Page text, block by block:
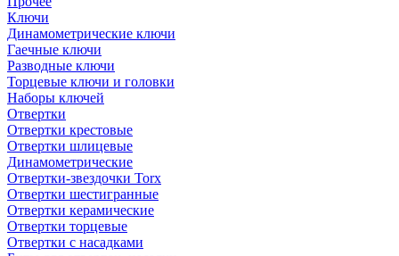
Ключи
Динамометрические ключи
Гаечные ключи
Разводные ключи
Торцевые ключи и головки
Наборы ключей
Отвертки
Отвертки крестовые
Отвертки шлицевые
Динамометрические
Отвертки-звездочки Torx
Отвертки шестигранные
Отвертки керамические
Отвертки торцевые
Отвертки с насадками